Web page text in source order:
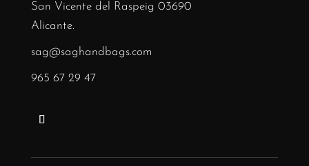
San Vicente del Raspeig 03690
Alicante.
sag@saghandbags.com
965 67 29 47